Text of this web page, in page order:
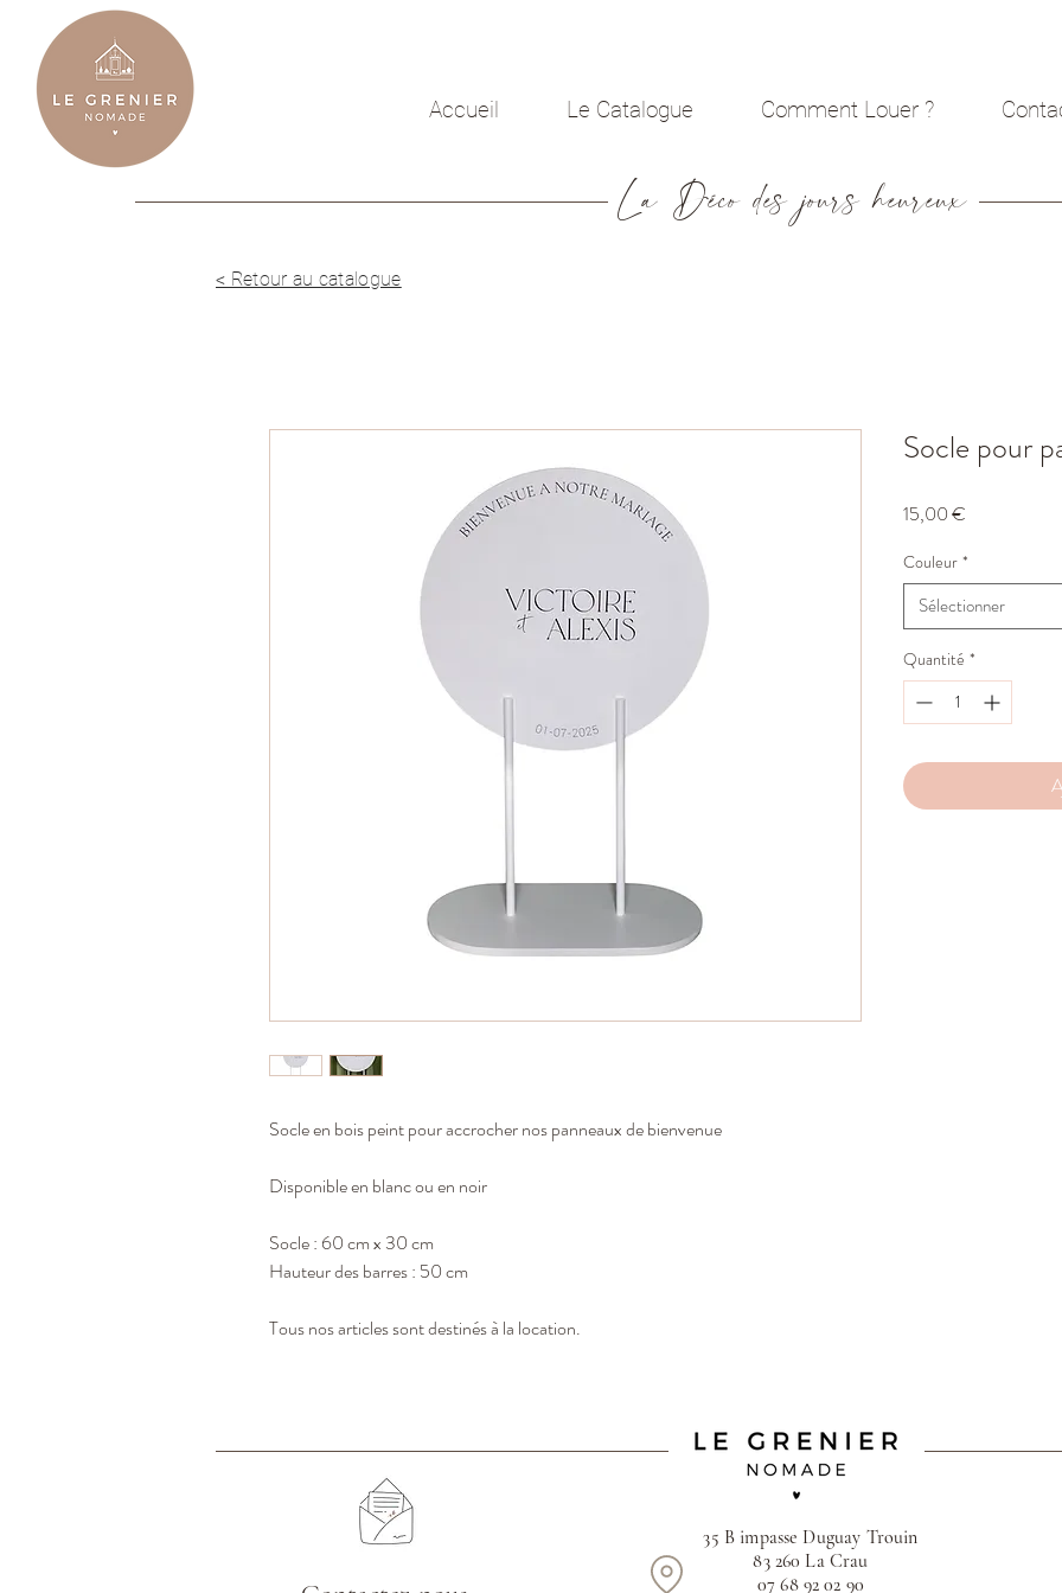
Accueil Le Catalogue Comment Louer ?
La Déco des jours heureux
Socle en bois peint pour accrocher nos panneaux de bienvenue
Disponible en blanc ou en noir
Socle : 60 cm x 30 cm
Hauteur des barres : 50 cm
Tous nos articles sont destinés à la location.
Socle pour
15,00 €
Couleur *
Sélectionner
Quantité *
< Retour au catalogue
35 B impasse Duguay Trouin
83 260 La Crau
07 68 92 02 90